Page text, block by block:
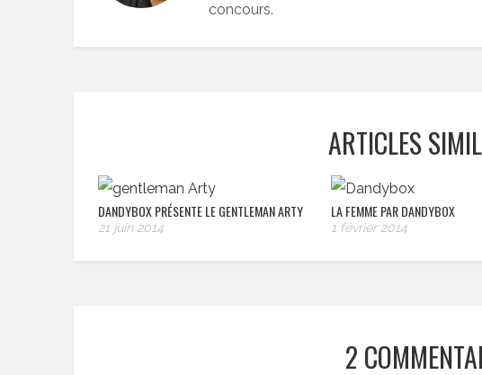
concours.
ARTICLES
DANDYBOX PRÉSENTE LE GENTLEMAN ARTY
21 juin 2014
LA FEMME PAR DANDYBOX
1 février 2014
2